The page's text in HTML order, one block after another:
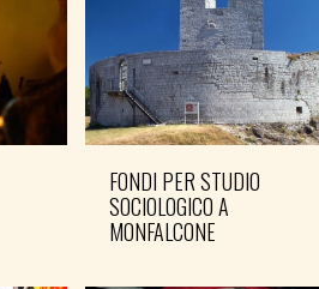
FONDI PER STUDIO
SOCIOLOGICO A
MONFALCONE